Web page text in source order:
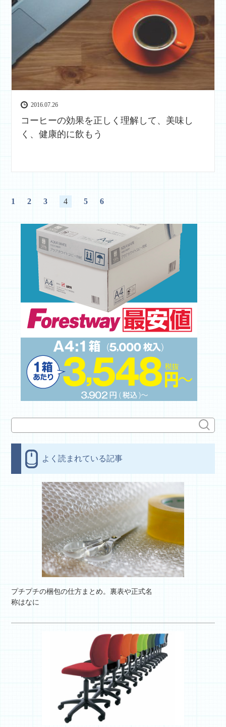
2016.07.26
コーヒーの効果を正しく理解して、美味し
く、健康的に飲もう
1 2 3 4 5 6
よく読まれている記事
プチプチの梱包の仕方まとめ。裏表や正式名
称はなに